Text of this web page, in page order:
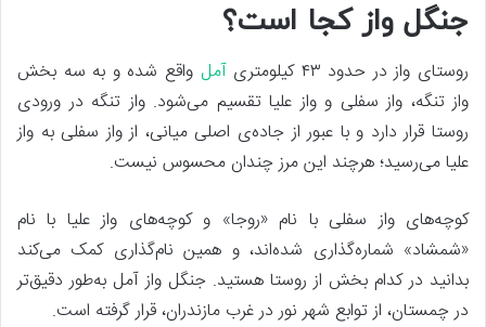
جنگل واز کجا است؟
روستای واز در حدود ۴۳ کیلومتری آمل واقع شده و به سه بخش
واز تنگه، واز سفلی و واز علیا تقسیم می‌شود. واز تنگه در ورودی
روستا قرار دارد و با عبور از جاده‌ی اصلی میانی، از واز سفلی به واز
علیا می‌رسید؛ هرچند این مرز چندان محسوس نیست.
کوچه‌های واز سفلی با نام «روجا» و کوچه‌های واز علیا با نام
«شمشاد» شماره‌گذاری شده‌اند، و همین نام‌گذاری کمک می‌کند
بدانید در کدام بخش از روستا هستید. جنگل واز آمل به‌طور دقیق‌تر
در چمستان، از توابع شهر نور در غرب مازندران، قرار گرفته است.